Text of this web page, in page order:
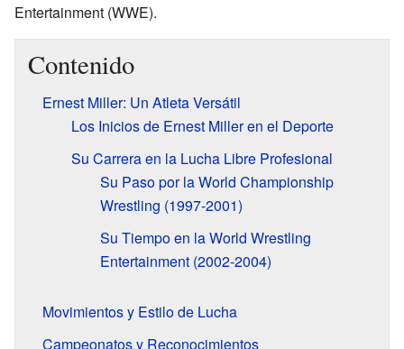
Entertainment (WWE).
Contenido
Ernest Miller: Un Atleta Versátil
Los Inicios de Ernest Miller en el Deporte
Su Carrera en la Lucha Libre Profesional
Su Paso por la World Championship
Wrestling (1997-2001)
Su Tiempo en la World Wrestling
Entertainment (2002-2004)
Movimientos y Estilo de Lucha
Campeonatos y Reconocimientos